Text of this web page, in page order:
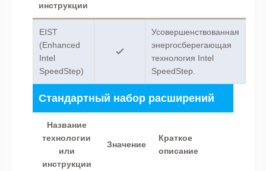
инструкции
EIST
(Enhanced
Intel
SpeedStep)
Усовершенствованная
энергосберегающая
технология Intel
SpeedStep.
Стандартный набор расширений
Название
технологии
или
инструкции
Значение
Краткое
описание